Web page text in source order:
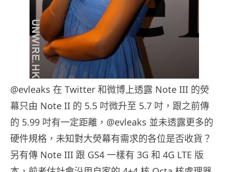
@evleaks 在 Twitter 和微博上透露 Note III 的熒
幕只由 Note II 的 5.5 吋微升至 5.7 吋，跟之前傳
的 5.99 吋有一定距離，@evleaks 並未透露更多的
硬件規格，未知對大熒幕有需求的各位是否收貨？
另有傳 Note III 跟 GS4 一樣有 3G 和 4G LTE 版